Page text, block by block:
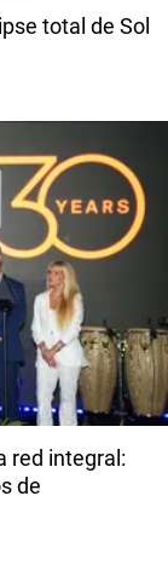
total de Sol
red integral:
de